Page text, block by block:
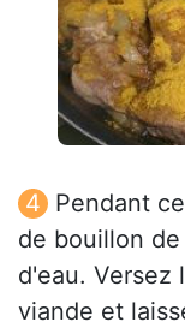
Pendant
de bouillon
d'eau. Versez
viande et